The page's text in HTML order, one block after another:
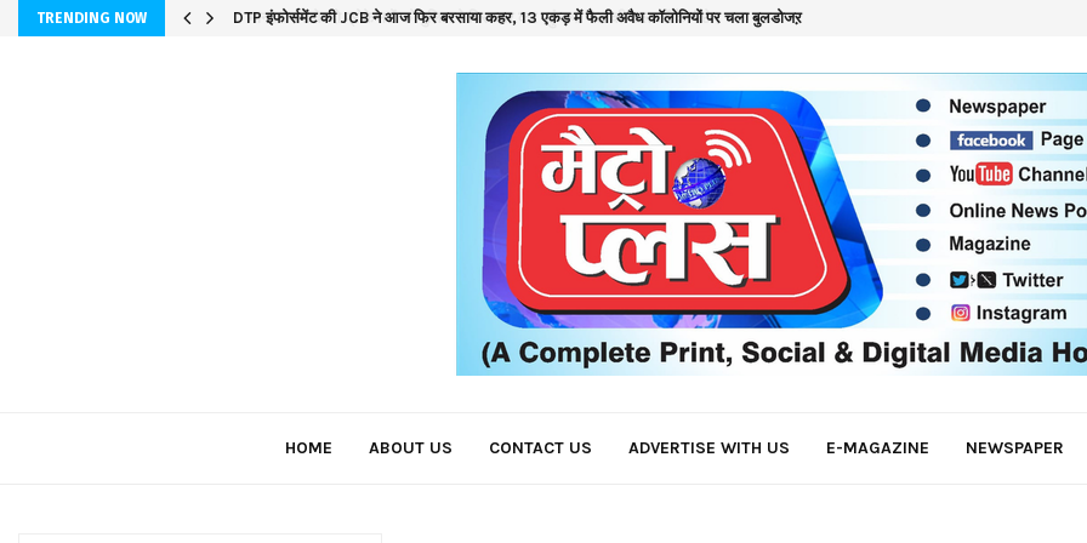
TRENDING NOW DTP इंफोर्समेंट की JCB ने आज फिर बरसाया कहर, 13 एकड़ में फैली अवैध कॉलोनियों पर चला बुलडोजऱ
HOME ABOUT US CONTACT US ADVERTISE WITH US E-MAGAZINE NEWSPAPER